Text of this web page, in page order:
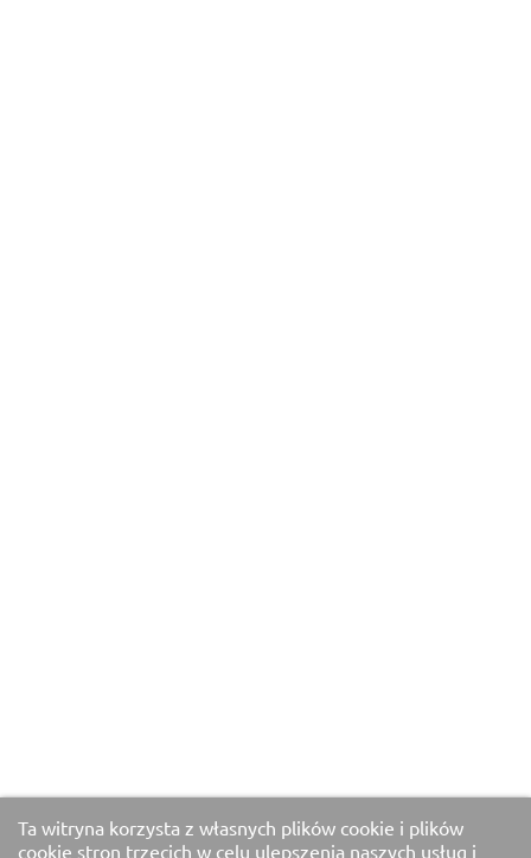
Ta witryna korzysta z własnych plików cookie i plików
cookie stron trzecich w celu ulepszenia naszych usług i